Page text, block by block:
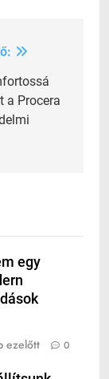
a Procera
egy
ezelőtt 0